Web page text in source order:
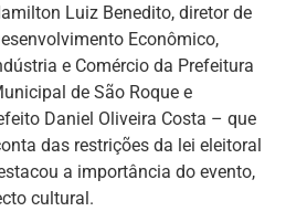
Luiz Benedito, diretor de
Econômico,
e Comércio da Prefeitura
de São Roque e
Daniel Oliveira Costa – que
das restrições da lei eleitoral
a importância do evento,
cultural.